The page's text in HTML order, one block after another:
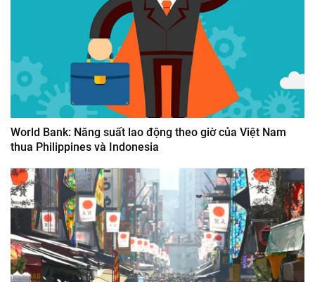
World Bank: Năng suất lao động theo giờ của Việt Nam
thua Philippines và Indonesia